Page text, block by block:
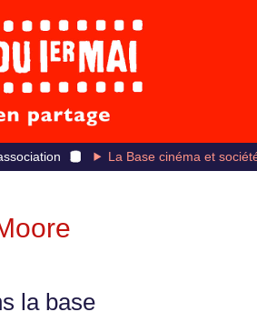
La Base cinéma et
la base